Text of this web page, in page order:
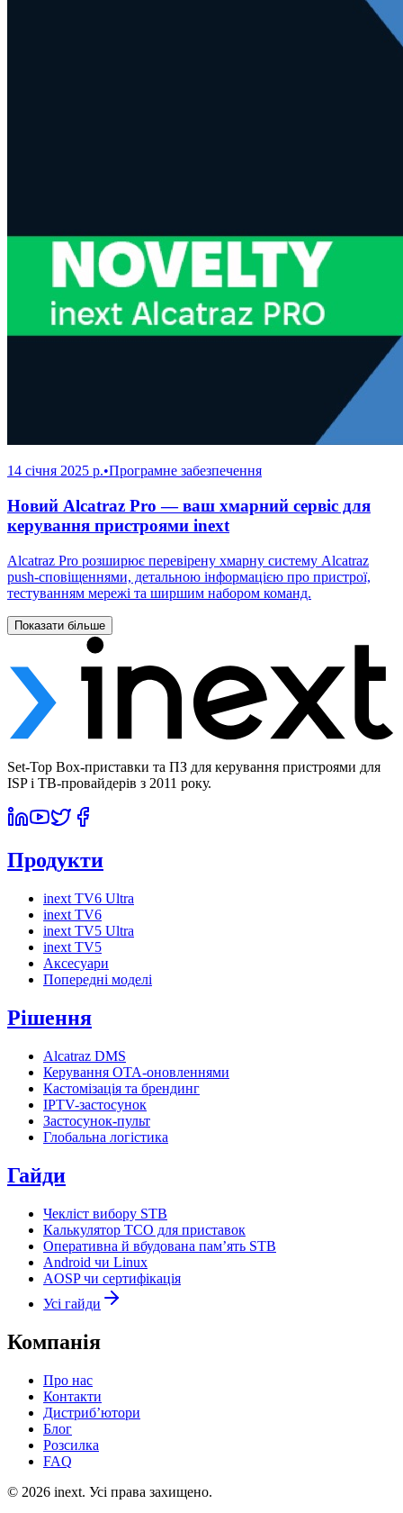
14 січня 2025 р.•Програмне забезпечення
Новий Alcatraz Pro — ваш хмарний сервіс для
керування пристроями inext
Alcatraz Pro розширює перевірену хмарну систему Alcatraz
push-сповіщеннями, детальною інформацією про пристрої,
тестуванням мережі та ширшим набором команд.
Показати більше
Set-Top Box-приставки та ПЗ для керування пристроями для
ISP і ТВ-провайдерів з 2011 року.
Продукти
inext TV6 Ultra
inext TV6
inext TV5 Ultra
inext TV5
Аксесуари
Попередні моделі
Рішення
Alcatraz DMS
Керування OTA-оновленнями
Кастомізація та брендинг
IPTV-застосунок
Застосунок-пульт
Глобальна логістика
Гайди
Чекліст вибору STB
Калькулятор TCO для приставок
Оперативна й вбудована пам’ять STB
Android чи Linux
AOSP чи сертифікація
Усі гайди
Компанія
Про нас
Контакти
Дистриб’ютори
Блог
Розсилка
FAQ
© 2026 inext. Усі права захищено.